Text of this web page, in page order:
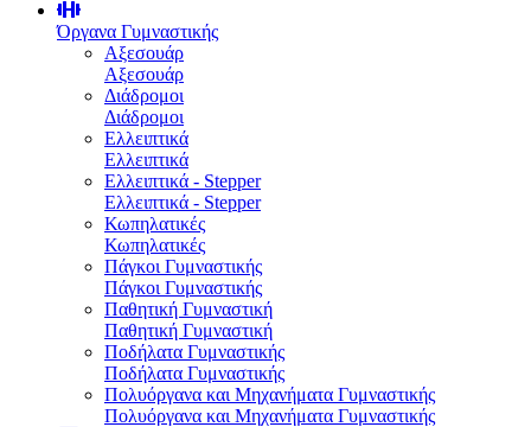
Όργανα Γυμναστικής
Αξεσουάρ
Αξεσουάρ
Διάδρομοι
Διάδρομοι
Ελλειπτικά
Ελλειπτικά
Ελλειπτικά - Stepper
Ελλειπτικά - Stepper
Κωπηλατικές
Κωπηλατικές
Πάγκοι Γυμναστικής
Πάγκοι Γυμναστικής
Παθητική Γυμναστική
Παθητική Γυμναστική
Ποδήλατα Γυμναστικής
Ποδήλατα Γυμναστικής
Πολυόργανα και Μηχανήματα Γυμναστικής
Πολυόργανα και Μηχανήματα Γυμναστικής